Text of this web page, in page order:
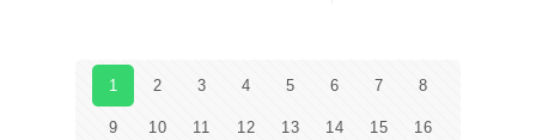
1 2 3 4 5 6 7 8
9 10 11 12 13 14 15 16